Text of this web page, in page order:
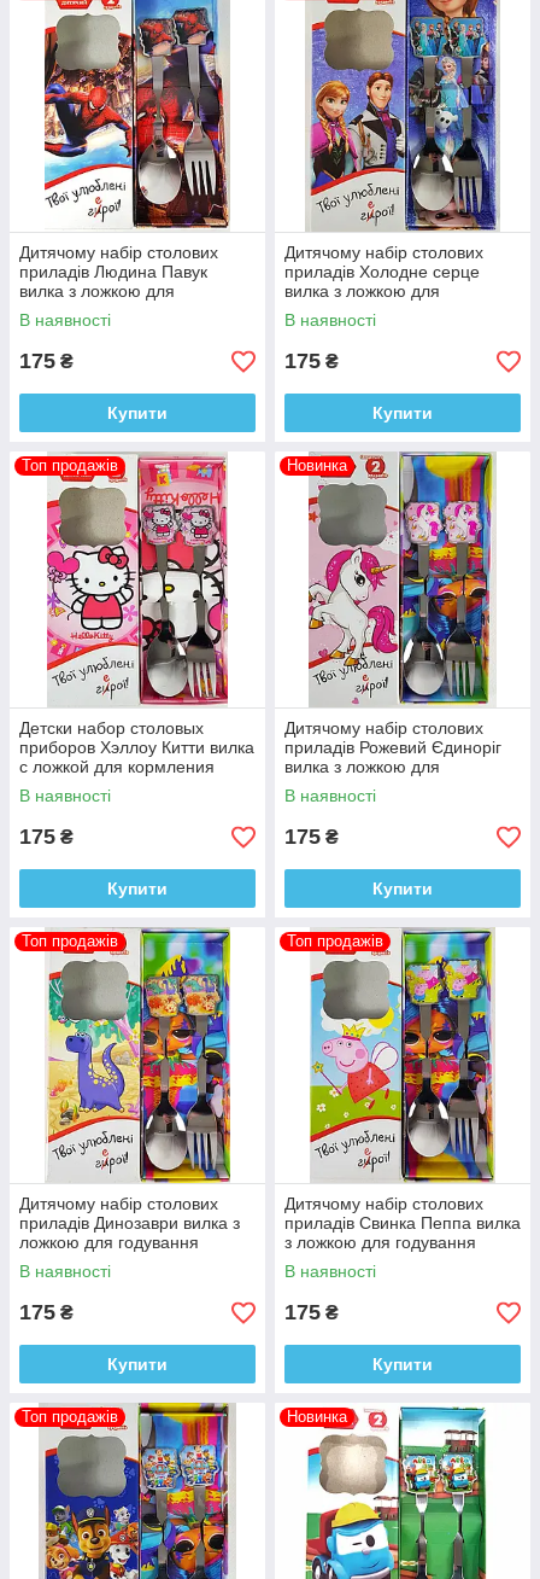
Дитячому набір столових
приладів Людина Павук
вилка з ложкою для
годування
В наявності
175 ₴
Купити
Дитячому набір столових
приладів Холодне серце
вилка з ложкою для
годування
В наявності
175 ₴
Купити
Топ продажів
Детски набор столовых
приборов Хэллоу Китти вилка
с ложкой для кормления
В наявності
175 ₴
Купити
Новинка
Дитячому набір столових
приладів Рожевий Єдиноріг
вилка з ложкою для
годування
В наявності
175 ₴
Купити
Топ продажів
Дитячому набір столових
приладів Динозаври вилка з
ложкою для годування
В наявності
175 ₴
Купити
Топ продажів
Дитячому набір столових
приладів Свинка Пеппа вилка
з ложкою для годування
В наявності
175 ₴
Купити
Топ продажів Новинка